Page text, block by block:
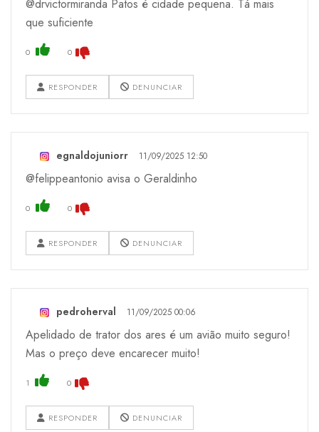
@drvictormiranda Patos é cidade pequena. Tá mais
que suficiente
0 0
RESPONDER DENUNCIAR
egnaldojuniorr 11/09/2025 12:50
@felippeantonio avisa o Geraldinho
0 0
RESPONDER DENUNCIAR
pedroherval 11/09/2025 00:06
Apelidado de trator dos ares é um avião muito seguro!
Mas o preço deve encarecer muito!
1 0
RESPONDER DENUNCIAR